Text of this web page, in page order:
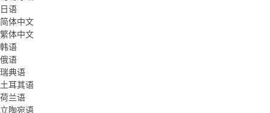
日语
简体中文
繁体中文
韩语
俄语
瑞典语
土耳其语
荷兰语
立陶宛语